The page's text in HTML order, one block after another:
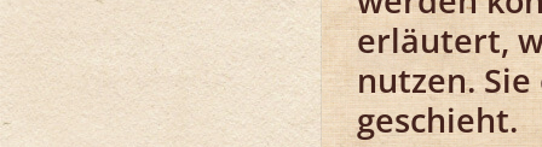
erläutert,
nutzen.
geschieht.